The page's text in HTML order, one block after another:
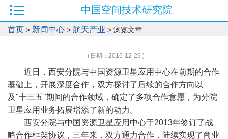
中国空间技术研究院
首页 > 新闻中心 > 航天产业 > 浏览文章
（日期：2016-12-29 )
近日，西安分院与中国资源卫星应用中心在前期的合作
基础上，开展深度合作，双方探讨了后续的合作方向以
及"十三五"期间的合作领域，确定了多项合作意愿，为分院
卫星应用业务拓展增添了新的动力。
西安分院与中国资源卫星应用中心于2013年签订了战
略合作框架协议，三年来，双方通力合作，陆续实现了商业